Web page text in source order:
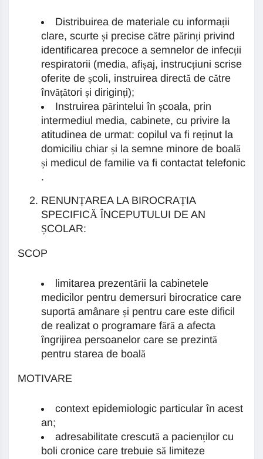
Distribuirea de materiale cu informații
clare, scurte și precise către părinți privind
identificarea precoce a semnelor de infecții
respiratorii (media, afișaj, instrucțiuni scrise
oferite de școli, instruirea directă de către
învățători și diriginți);
Instruirea părintelui în școala, prin
intermediul media, cabinete, cu privire la
atitudinea de urmat: copilul va fi reținut la
domiciliu chiar și la semne minore de boală
și medicul de familie va fi contactat telefonic
.
RENUNȚAREA LA BIROCRAȚIA
SPECIFICĂ ÎNCEPUTULUI DE AN
ȘCOLAR:
SCOP
limitarea prezentării la cabinetele
medicilor pentru demersuri birocratice care
suportă amânare și pentru care este dificil
de realizat o programare fără a afecta
îngrijirea persoanelor care se prezintă
pentru starea de boală
MOTIVARE
context epidemiologic particular în acest
an;
adresabilitate crescută a pacienților cu
boli cronice care trebuie să limiteze